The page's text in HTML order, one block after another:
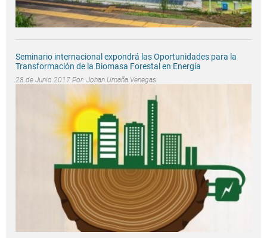
Seminario internacional expondrá las Oportunidades para la
Transformación de la Biomasa Forestal en Energía
28 de Junio 2017 Por: Johan Umaña Venegas